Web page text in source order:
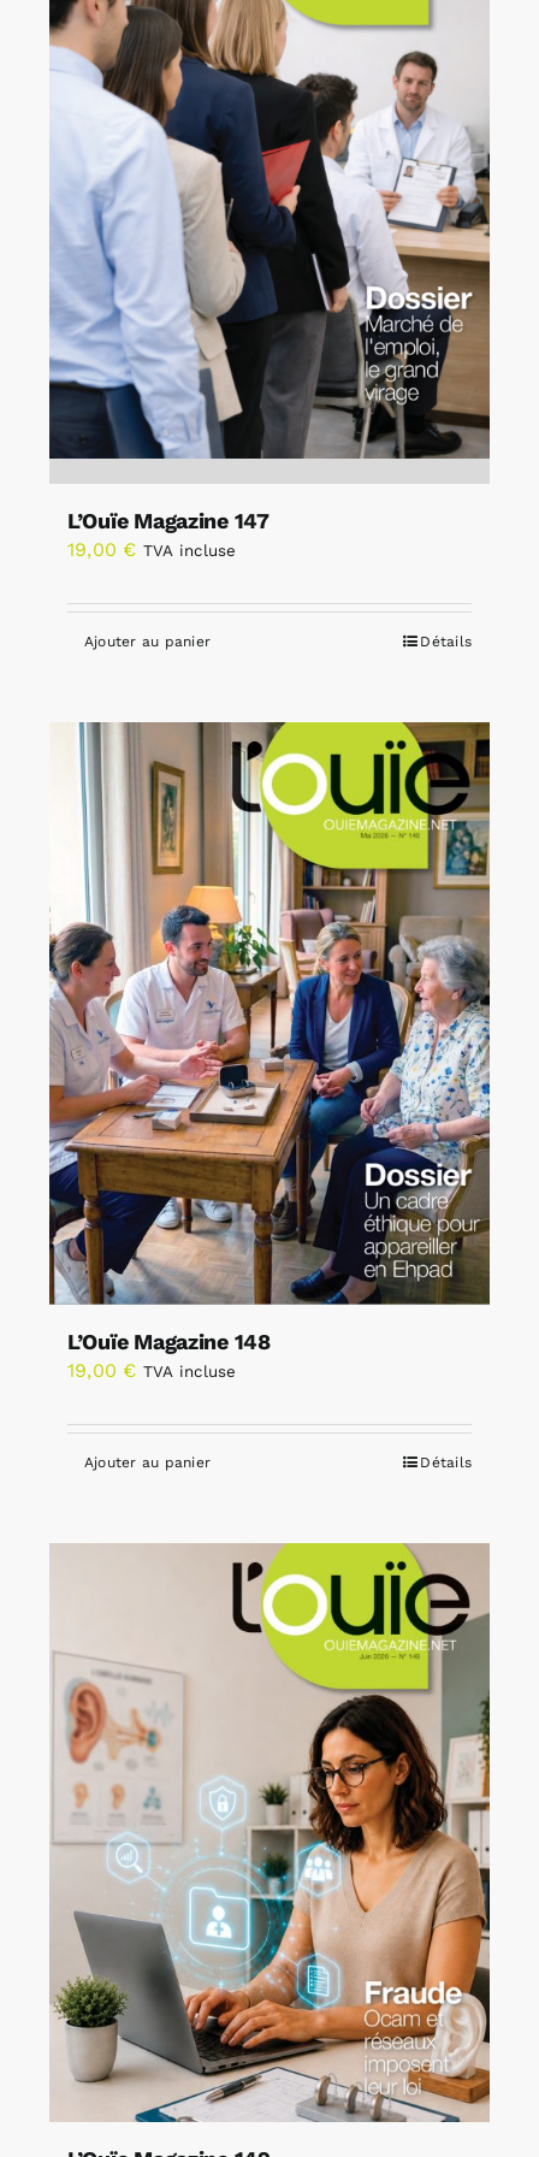
L’Ouïe Magazine 147
19,00 € TVA incluse
Ajouter au panier Détails
L’Ouïe Magazine 148
19,00 € TVA incluse
Ajouter au panier Détails